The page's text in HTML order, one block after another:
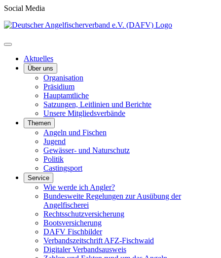
Social Media
Aktuelles
Über uns
Organisation
Präsidium
Hauptamtliche
Satzungen, Leitlinien und Berichte
Unsere Mitgliedsverbände
Themen
Angeln und Fischen
Jugend
Gewässer- und Naturschutz
Politik
Castingsport
Service
Wie werde ich Angler?
Bundesweite Regelungen zur Ausübung der
Angelfischerei
Rechtsschutzversicherung
Bootsversicherung
DAFV Fischbilder
Verbandszeitschrift AFZ-Fischwaid
Digitaler Verbandsausweis